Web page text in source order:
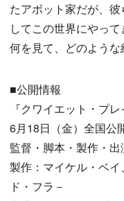
たアボット家だが、彼
してこの世界にやっ
何を見て、どのような
■公開情報
『クワイエット・プ
6月18日（金）全国公
監督・脚本・製作・
製作：マイケル・ベ
ド・フラ－